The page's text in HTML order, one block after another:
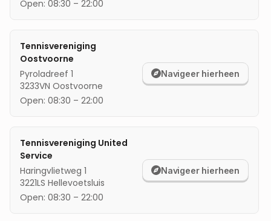
Open: 08:30 – 22:00
Tennisvereniging
Oostvoorne
Pyroladreef 1
3233VN Oostvoorne
Open: 08:30 – 22:00
Navigeer hierheen
Tennisvereniging United
Service
Haringvlietweg 1
3221LS Hellevoetsluis
Open: 08:30 – 22:00
Navigeer hierheen